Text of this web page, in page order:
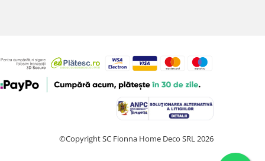
©Copyright SC Fionna Home Deco SRL 2026